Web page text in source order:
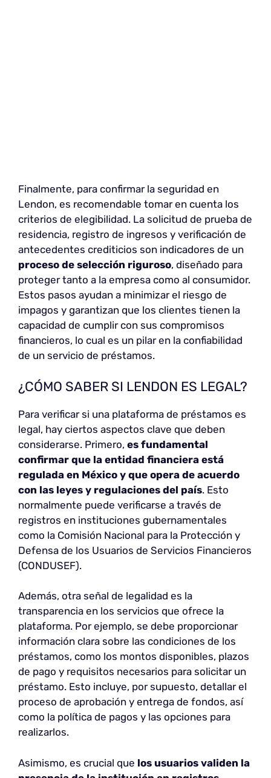
Finalmente, para confirmar la seguridad en
Lendon, es recomendable tomar en cuenta los
criterios de elegibilidad. La solicitud de prueba de
residencia, registro de ingresos y verificación de
antecedentes crediticios son indicadores de un
proceso de selección riguroso, diseñado para
proteger tanto a la empresa como al consumidor.
Estos pasos ayudan a minimizar el riesgo de
impagos y garantizan que los clientes tienen la
capacidad de cumplir con sus compromisos
financieros, lo cual es un pilar en la confiabilidad
de un servicio de préstamos.
¿CÓMO SABER SI LENDON ES LEGAL?
Para verificar si una plataforma de préstamos es
legal, hay ciertos aspectos clave que deben
considerarse. Primero, es fundamental
confirmar que la entidad financiera está
regulada en México y que opera de acuerdo
con las leyes y regulaciones del país. Esto
normalmente puede verificarse a través de
registros en instituciones gubernamentales
como la Comisión Nacional para la Protección y
Defensa de los Usuarios de Servicios Financieros
(CONDUSEF).
Además, otra señal de legalidad es la
transparencia en los servicios que ofrece la
plataforma. Por ejemplo, se debe proporcionar
información clara sobre las condiciones de los
préstamos, como los montos disponibles, plazos
de pago y requisitos necesarios para solicitar un
préstamo. Esto incluye, por supuesto, detallar el
proceso de aprobación y entrega de fondos, así
como la política de pagos y las opciones para
realizarlos.
Asimismo, es crucial que los usuarios validen la